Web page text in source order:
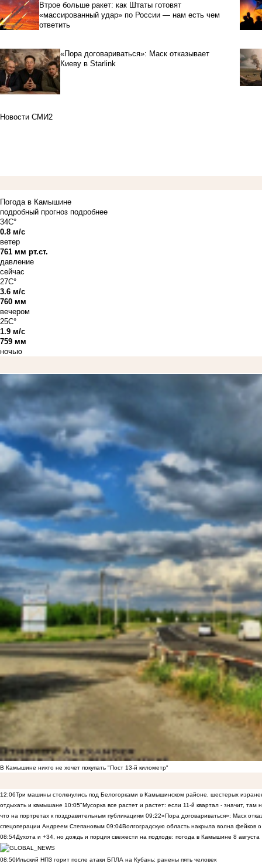
Втрое больше ракет: как Штаты готовят
«массированный удар» по России — нам есть чем
ответить
«Пора договариваться»: Маск отказывает
Киеву в Starlink
Новости СМИ2
Погода в Камышине
подробный прогноз подробнее
34C°
0.8 м/с
ветер
761 мм рт.ст.
давление
сейчас
27C°
3.6 м/с
760 мм
вечером
25C°
1.9 м/с
759 мм
ночью
В Камышине никто не хочет покупать "Пост 13-й километр"
12:06Три машины столкнулись под Белогорками в Камышинском районе, шестерых
отдыхать и камышане 10:05"Мусорка все растет и растет: если 11-й квартал - значит,
что на портретах к поздравительным публикациям 09:22«Пора договариваться»: Маск
спецоперации Андреем Степановым 09:04Волгоградскую область накрыла волна фейков
08:54Духота и +34, но дождь и порция свежести на подходе: погода в Камышине 8 августа
08:50Ильский НПЗ горит после атаки БПЛА на Кубань: ранены пять человек